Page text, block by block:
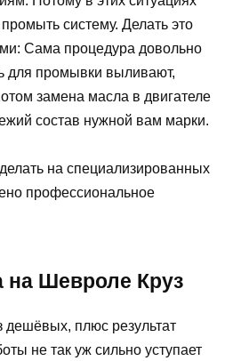
систему. Делать это
Сама процедура довольно
для промывки выливают,
замена масла в двигателе
состав нужной вам марки.
на специализированных
профессиональное
на Шевроле Круз
дешёвых, плюс результат
не так уж сильно уступает